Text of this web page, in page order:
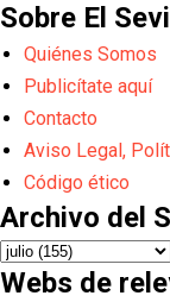
Sobre El
Quiénes Somos
Publicítate aquí
Contacto
Aviso Legal,
Código ético
Archivo del
Webs de